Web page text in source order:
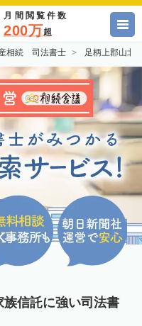
月間閲覧件数
200万超
相続 司法書士 足柄上郡山
信託に強い司法書